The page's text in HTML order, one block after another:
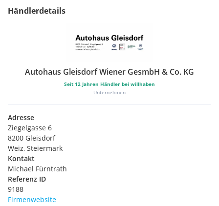
Händlerdetails
Autohaus Gleisdorf Wiener GesmbH & Co. KG
Seit 12 Jahren Händler bei willhaben
Unternehmen
Adresse
Ziegelgasse 6
8200 Gleisdorf
Weiz, Steiermark
Kontakt
Michael Fürntrath
Referenz ID
9188
Firmenwebsite